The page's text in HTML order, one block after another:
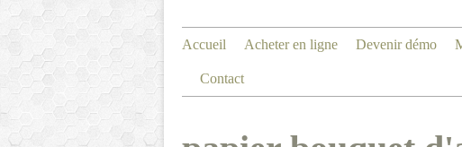
Accueil Acheter en ligne Devenir démo
Contact